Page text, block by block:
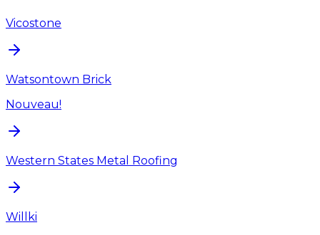
Vicostone
Watsontown Brick
Nouveau!
Western States Metal Roofing
Willki